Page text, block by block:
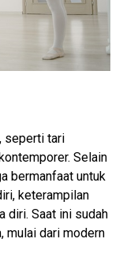
seperti tari
Selain
bermanfaat untuk
keterampilan
diri. Saat ini sudah
mulai dari modern